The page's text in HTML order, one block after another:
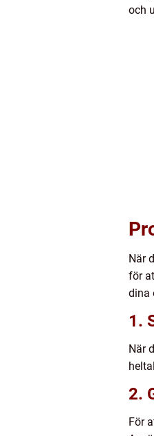
och
När
för
dina
1.
När
2.
För